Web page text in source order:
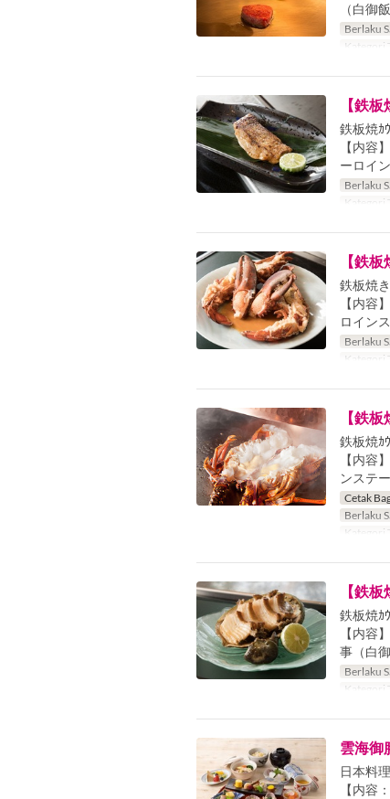
（白御
Berlaku
Kategori
【鉄
鉄板焼ｶ
【内容
ーロイ
Berlaku
Kategori
【鉄
鉄板焼
【内容
ロイン
Berlaku
Kategori
【鉄
鉄板焼ｶ
【内容
ンステ
Cetak
Berlaku
Kategori
【鉄
鉄板焼ｶ
【内容
事（白
Berlaku
Kategori
雲海御
日本料
【内容